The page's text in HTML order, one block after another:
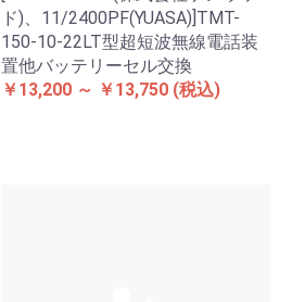
ド)、11/2400PF(YUASA)]TMT-
150-10-22LT型超短波無線電話装
置他バッテリーセル交換
￥13,200 ～ ￥13,750 (税込)